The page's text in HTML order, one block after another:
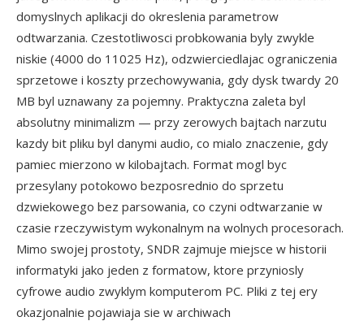
domyslnych aplikacji do okreslenia parametrow
odtwarzania. Czestotliwosci probkowania byly zwykle
niskie (4000 do 11025 Hz), odzwierciedlajac ograniczenia
sprzetowe i koszty przechowywania, gdy dysk twardy 20
MB byl uznawany za pojemny. Praktyczna zaleta byl
absolutny minimalizm — przy zerowych bajtach narzutu
kazdy bit pliku byl danymi audio, co mialo znaczenie, gdy
pamiec mierzono w kilobajtach. Format mogl byc
przesylany potokowo bezposrednio do sprzetu
dzwiekowego bez parsowania, co czyni odtwarzanie w
czasie rzeczywistym wykonalnym na wolnych procesorach.
Mimo swojej prostoty, SNDR zajmuje miejsce w historii
informatyki jako jeden z formatow, ktore przyniosly
cyfrowe audio zwyklym komputerom PC. Pliki z tej ery
okazjonalnie pojawiaja sie w archiwach